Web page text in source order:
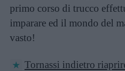
primo corso di trucco
imparare ed il mondo del
vasto!
Tornassi indietro